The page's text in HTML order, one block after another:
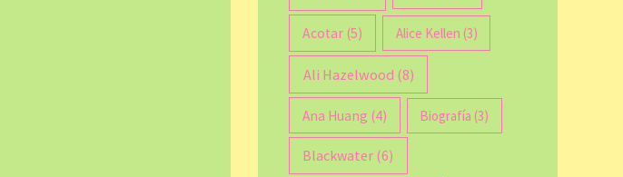
Acotar (5) Alice Kellen (3)
Ali Hazelwood (8)
Ana Huang (4) Biografía (3)
Blackwater (6)